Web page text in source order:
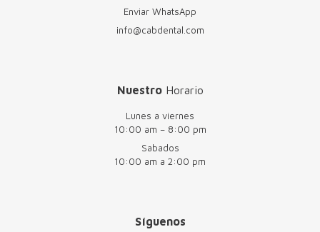
Enviar WhatsApp
info@cabdental.com
NuestroHorario
Lunes a viernes
10:00 am – 8:00 pm
Sabados
10:00 am a 2:00 pm
Síguenos